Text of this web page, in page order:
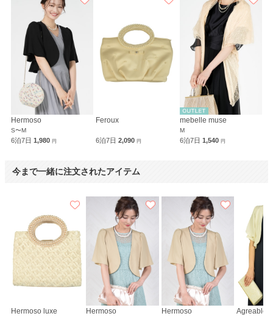
Hermoso Han-nari CHOPIN deux
Hermoso
S〜M
6泊7日 1,980 円
Feroux
6泊7日 2,090 円
mebelle muse
M
6泊7日1,540円
今まで一緒に注文されたアイテム
Hermoso luxe Hermoso Hermoso Agreable